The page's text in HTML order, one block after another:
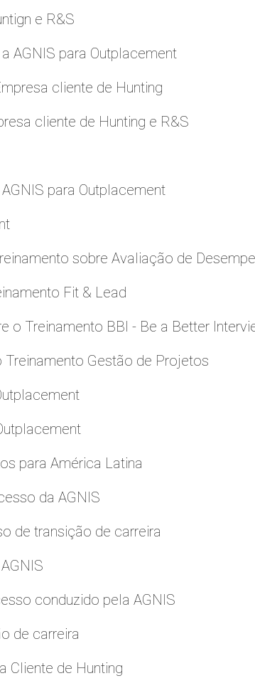
e R&S
AGNIS para Outplacement
cliente de Hunting
cliente de Hunting e R&S
para Outplacement
sobre Avaliação de
Fit & Lead
o Treinamento BBI - Be a Better
Gestão de Projetos
para América Latina
da AGNIS
de transição de carreira
conduzido pela AGNIS
de carreira
Cliente de Hunting